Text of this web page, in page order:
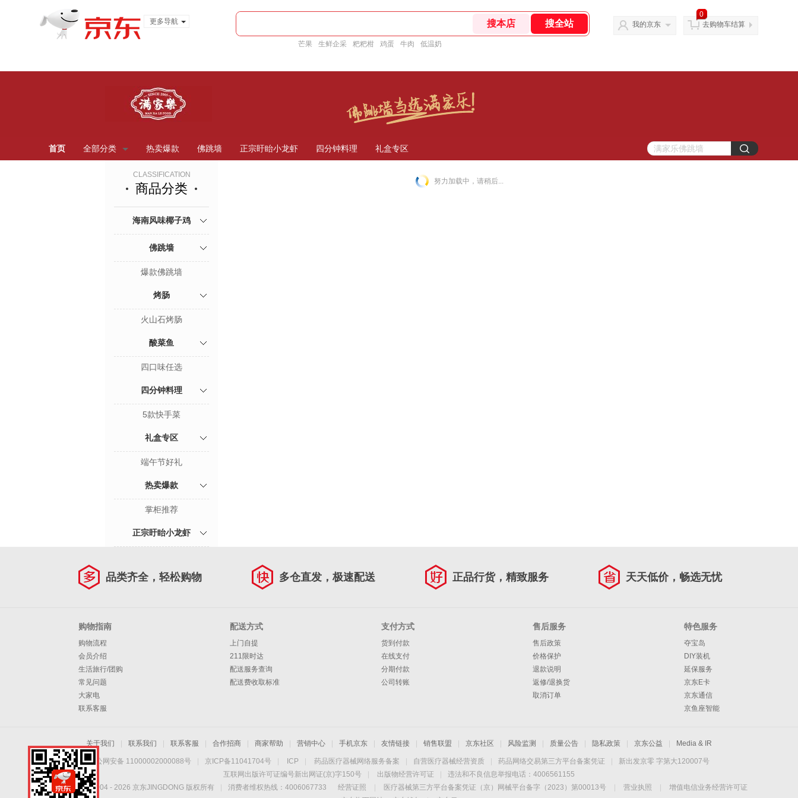
更多导航
芒果 生鲜企采 粑粑柑 鸡蛋 牛肉 低温奶
我的京东
0
去购物车结算
首页 全部分类 热卖爆款 佛跳墙 正宗盱眙小龙虾 四分钟料理 礼盒专区
CLASSIFICATION
商品分类
海南风味椰子鸡
佛跳墙
爆款佛跳墙
烤肠
火山石烤肠
酸菜鱼
四口味任选
四分钟料理
5款快手菜
礼盒专区
端午节好礼
热卖爆款
掌柜推荐
正宗盱眙小龙虾
努力加载中，请稍后...
品类齐全，轻松购物 多仓直发，极速配送 正品行货，精致服务 天天低价，畅选无忧
购物指南
购物流程
会员介绍
生活旅行/团购
常见问题
大家电
联系客服
配送方式
上门自提
211限时达
配送服务查询
配送费收取标准
支付方式
货到付款
在线支付
分期付款
公司转账
售后服务
售后政策
价格保护
退款说明
返修/退换货
取消订单
特色服务
夺宝岛
DIY装机
延保服务
京东E卡
京东通信
京鱼座智能
关于我们 联系我们 联系客服 合作招商 商家帮助 营销中心 手机京东 友情链接 销售联盟 京东社区 风险监测 质量公告 隐私政策 京东公益 Media & IR
京公网安备 11000002000088号 京ICP备11041704号 ICP 药品医疗器械网络服务备案 自营医疗器械经营资质 药品网络交易第三方平台备案凭证
新出发京零 字第大120007号
互联网出版许可证编号新出网证(京)字150号
出版物经营许可证
违法和不良信息举报电话：4006561155
Copyright © 2004 - 2026 京东JINGDONG 版权所有 消费者维权热线：4006067733 经营证照 医疗器械第三方平台备案凭证（京）网械平台备字（2023）第00013号 营业执照
增值电信业务经营许可证